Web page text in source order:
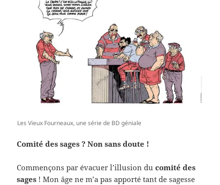
Les Vieux Fourneaux, une série de BD géniale
Comité des sages ? Non sans doute !
Commençons par évacuer l’illusion ducomité des
sages ! Mon âge ne m’a pas apporté tant de sagesse